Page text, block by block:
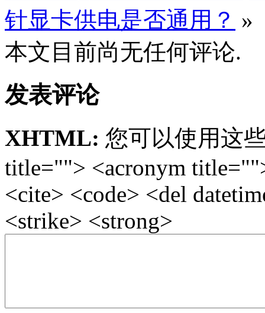
针显卡供电是否通用？ »
本文目前尚无任何评论.
发表评论
XHTML: 您可以使用这
title=""> <acronym
<cite> <code> <del
<strike> <strong>